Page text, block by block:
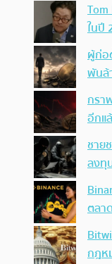
ในปี
ผู้ก่อ
พันล้
กรา
อีกแ
ชาย
ลงทุ
ตลา
กฎห